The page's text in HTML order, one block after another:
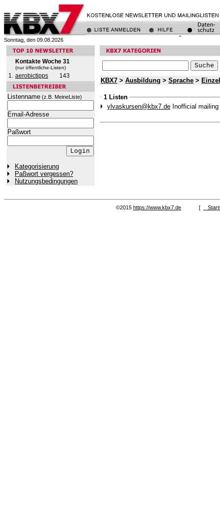
Sonntag, den 09.08.2026
Kontakte Woche 31
(nur öffentliche-Listen)
1. aerobictipps 143
Listenname (z.B. MeineListe)
Email-Adresse
Paßwort
Kategorisierung
Paßwort vergessen?
Nutzungsbedingungen
KBX7 > Ausbildung > Sprache >
1 Listen
ylvaskursen@kbx7.de Inofficial
©2015 https://www.kbx7.de [